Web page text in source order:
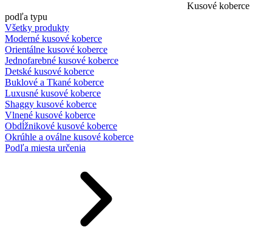
Kusové koberce
podľa typu
Všetky produkty
Moderné kusové koberce
Orientálne kusové koberce
Jednofarebné kusové koberce
Detské kusové koberce
Buklové a Tkané koberce
Luxusné kusové koberce
Shaggy kusové koberce
Vlnené kusové koberce
Obdĺžnikové kusové koberce
Okrúhle a oválne kusové koberce
Podľa miesta určenia